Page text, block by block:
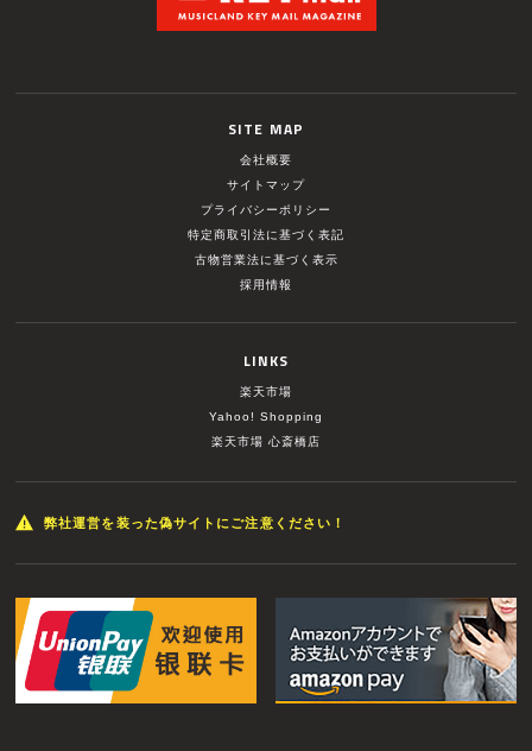
SITE MAP
会社概要
サイトマップ
プライバシーポリシー
特定商取引法に基づく表記
古物営業法に基づく表示
採用情報
LINKS
楽天市場
Yahoo! Shopping
楽天市場 心斎橋店
弊社運営を装った偽サイトにご注意ください！